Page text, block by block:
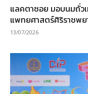
แลคตาซอย มอบนมถั่ว
แพทยศาสตร์ศิริราชพย
13/07/2026